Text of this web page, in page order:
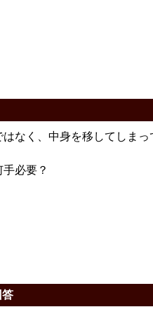
なく、中身を移してしま
必要？
答